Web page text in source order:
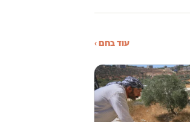
עוד בחם ›